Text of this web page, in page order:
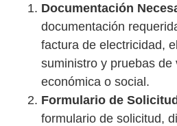
Documentación
documentación
factura de electricidad,
suministro y pruebas de
económica o social.
Formulario de
formulario de solicitud,